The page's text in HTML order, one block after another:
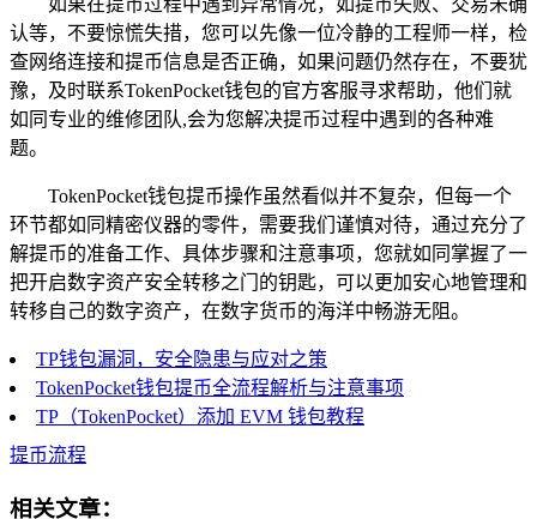
如果在提币过程中遇到异常情况，如提币失败、交易未确
认等，不要惊慌失措，您可以先像一位冷静的工程师一样，检
查网络连接和提币信息是否正确，如果问题仍然存在，不要犹
豫，及时联系TokenPocket钱包的官方客服寻求帮助，他们就
如同专业的维修团队,会为您解决提币过程中遇到的各种难
题。
TokenPocket钱包提币操作虽然看似并不复杂，但每一个
环节都如同精密仪器的零件，需要我们谨慎对待，通过充分了
解提币的准备工作、具体步骤和注意事项，您就如同掌握了一
把开启数字资产安全转移之门的钥匙，可以更加安心地管理和
转移自己的数字资产，在数字货币的海洋中畅游无阻。
TP钱包漏洞，安全隐患与应对之策
TokenPocket钱包提币全流程解析与注意事项
TP（TokenPocket）添加 EVM 钱包教程
提币流程
相关文章：